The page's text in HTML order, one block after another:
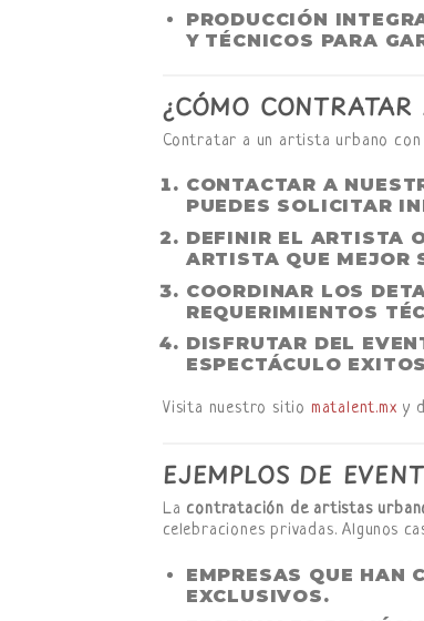
PRODUCCIÓN
Y TÉCNICOS PARA
¿CÓMO
Contratar a un artista urbano con
CONTACTAR A
PUEDES SOLICITAR
DEFINIR EL ARTISTA
ARTISTA QUE MEJOR
COORDINAR LOS
REQUERIMIENTOS
DISFRUTAR DEL
ESPECTÁCULO
Visita nuestro sitio matalent.mx y
EJEMPLOS DE
La contratación de artistas
celebraciones privadas. Algunos
EMPRESAS QUE HAN
EXCLUSIVOS.